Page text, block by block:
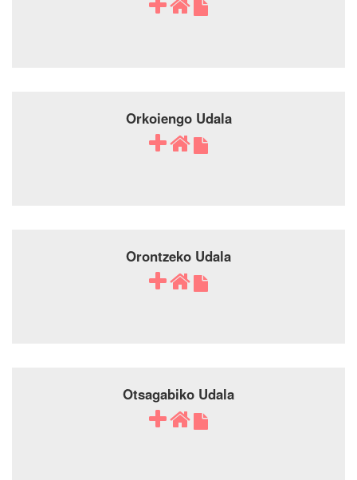
Orkoiengo Udala
Orontzeko Udala
Otsagabiko Udala